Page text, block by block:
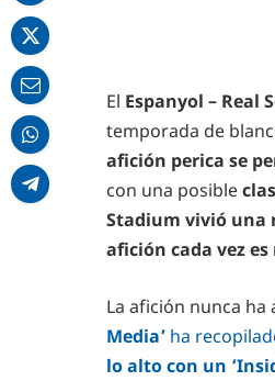
El Espanyol – Real
temporada de
afición perica se
con una posible
Stadium vivió una
afición cada vez
La afición nunca
Media’ ha
lo alto con un